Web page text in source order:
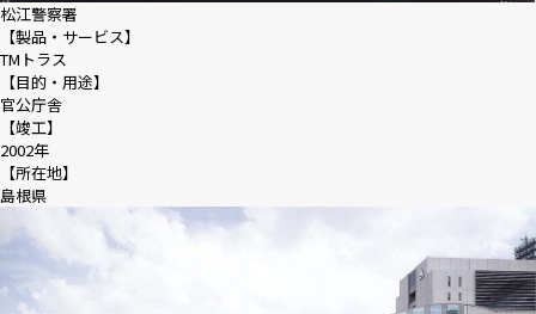
松江警察署
【製品・サービス】
TMトラス
【目的・用途】
官公庁舎
【竣工】
2002年
【所在地】
島根県